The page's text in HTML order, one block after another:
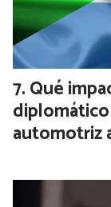
Qué
automotriz